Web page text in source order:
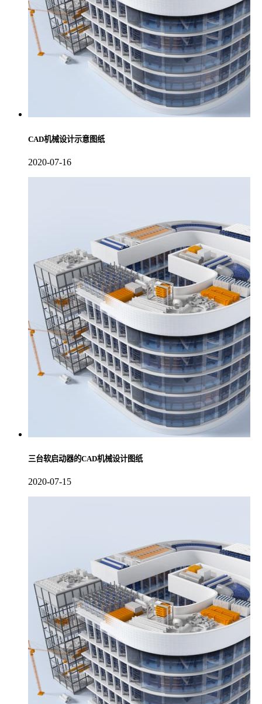
CAD机械设计示意图纸
2020-07-16
三台软启动器的CAD机械设计图纸
2020-07-15